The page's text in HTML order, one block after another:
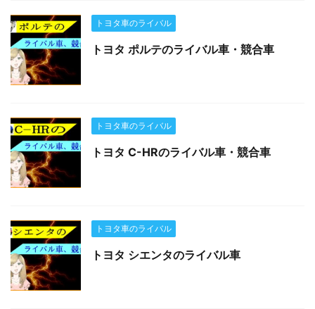
トヨタ車のライバル
トヨタ ポルテのライバル車・競合車
トヨタ車のライバル
トヨタ C-HRのライバル車・競合車
トヨタ車のライバル
トヨタ シエンタのライバル車